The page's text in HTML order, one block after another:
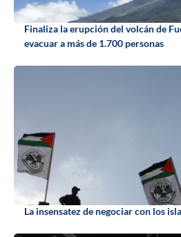
Finaliza la erupción del volcán de
evacuar a más de 1.700 personas
La insensatez de negociar con los